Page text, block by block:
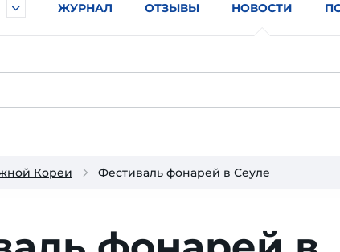
ЖУРНАЛ ОТЗЫВЫ НОВОСТИ
Кореи Фестиваль фонарей в Сеуле